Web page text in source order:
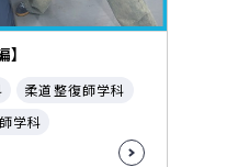
柔道整復師学科
学科